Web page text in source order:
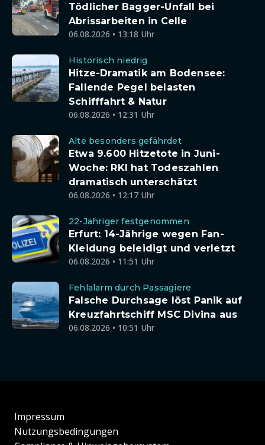
Tödlicher Bagger-Unfall bei
Abrissarbeiten in Celle
06.08.2026 • 13:18 Uhr
Historisch niedrig
Hitze-Dramatik am Bodensee:
Fallende Pegel belasten
Schifffahrt & Natur
06.08.2026 • 12:31 Uhr
Alte besonders gefährdet
Etwa 9.600 Hitzetote in Juni-
Woche: RKI hat Todeszahlen
dramatisch unterschätzt
06.08.2026 • 12:17 Uhr
22-Jähriger festgenommen
Erfurt: 14-Jährige wegen Fan-
Kleidung beleidigt und verletzt
06.08.2026 • 11:51 Uhr
Fehlalarm durch Passagiere
Falsche Durchsage löst Panik auf
Kreuzfahrtschiff MSC Divina aus
06.08.2026 • 10:51 Uhr
Impressum
Nutzungsbedingungen